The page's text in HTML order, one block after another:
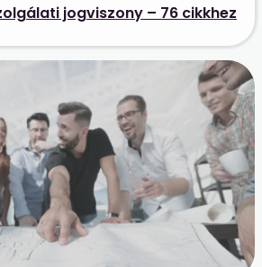
jogviszony – 76 cikkhez